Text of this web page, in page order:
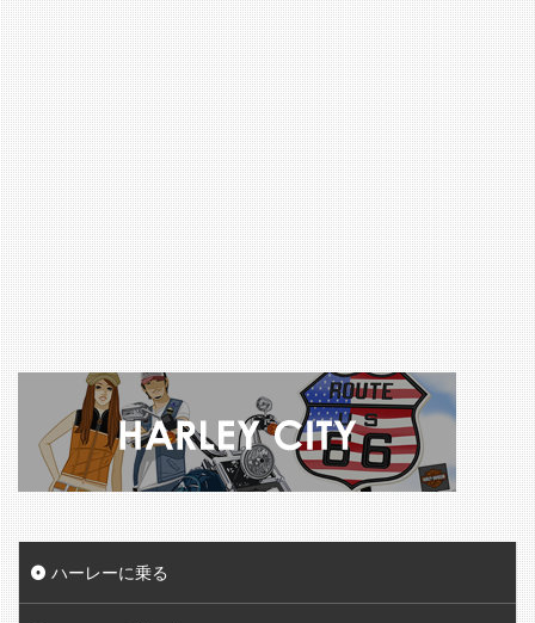
ハーレーに乗る